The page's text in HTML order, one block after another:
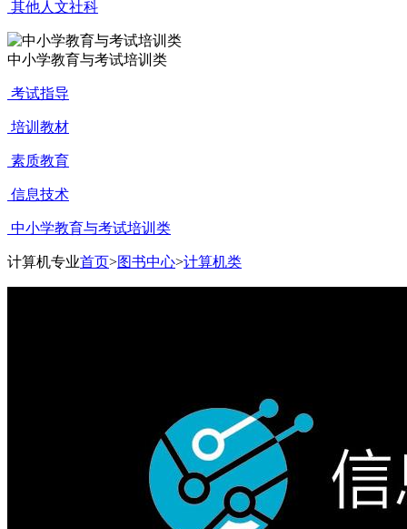
其他人文社科
中小学教育与考试培训类
考试指导
培训教材
素质教育
信息技术
中小学教育与考试培训类
计算机专业首页>图书中心>计算机类